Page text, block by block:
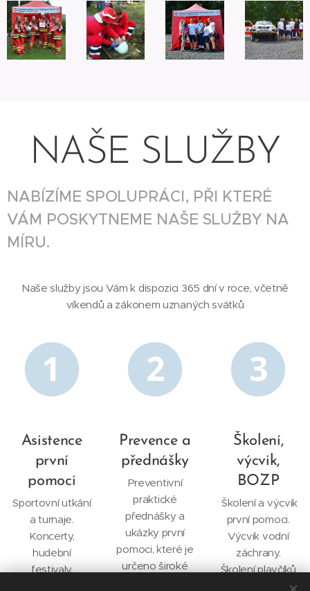
NAŠE SLUŽBY
NABÍZÍME SPOLUPRÁCI, PŘI KTERÉ
VÁM POSKYTNEME NAŠE SLUŽBY NA
MÍRU.
Naše služby jsou Vám k dispozici 365 dní v roce, včetně
víkendů a zákonem uznaných svátků
Asistence
první
pomoci
Sportovní utkání
a turnaje.
Koncerty,
hudební
festivaly.
Prevence a
přednášky
Preventivní
praktické
přednášky a
ukázky první
pomoci, které je
určeno široké
Školení,
výcvik,
BOZP
Školení a výcvik
první pomoci.
Výcvik vodní
záchrany.
Školení plavčíků